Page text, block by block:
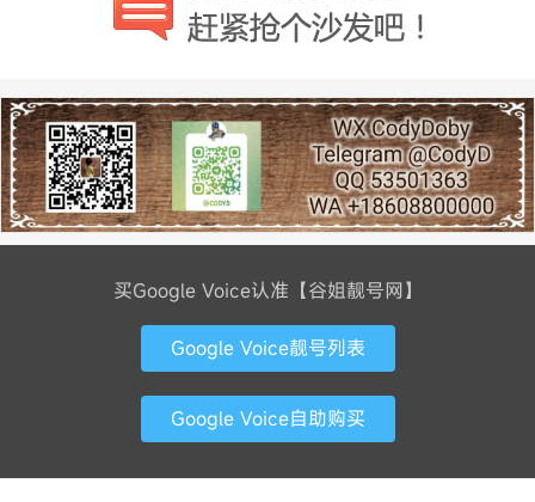
买Google Voice认准【谷姐靓号网】
Google Voice靓号列表
Google Voice自助购买